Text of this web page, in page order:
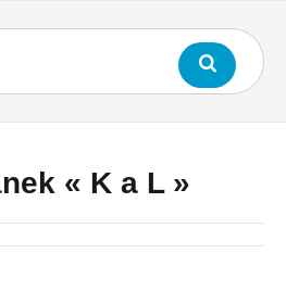
« K a L »